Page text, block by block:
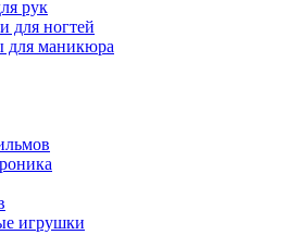
рук
для ногтей
для маникюра
игрушки